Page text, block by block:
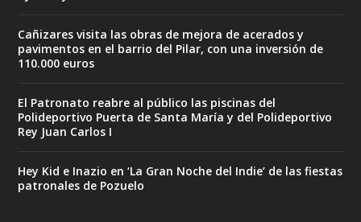
Cañizares visita las obras de mejora de acerados y
pavimentos en el barrio del Pilar, con una inversión de
110.000 euros
El Patronato reabre al público las piscinas del
Polideportivo Puerta de Santa María y del Polideportivo
Rey Juan Carlos I
Hey Kid e Inazio en ‘La Gran Noche del Indie’ de las fiestas
patronales de Pozuelo